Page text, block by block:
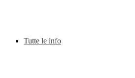
Tutte le info